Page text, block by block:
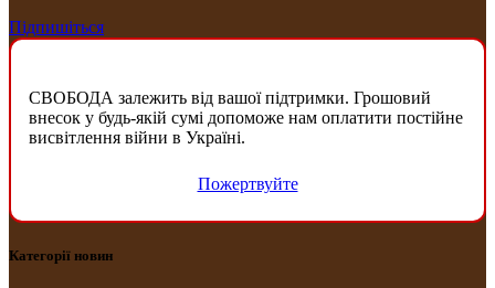
Підпишіться
СВОБОДА залежить від вашої підтримки. Грошовий
внесок у будь-якій сумі допоможе нам оплатити постійне
висвітлення війни в Україні.
Пожертвуйте
Категорії новин